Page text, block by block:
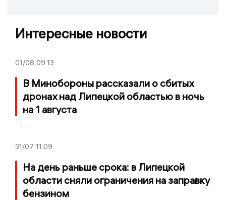
Интересные новости
01/08 09:13
В Минобороны рассказали о сбитых
дронах над Липецкой областью в ночь
на 1 августа
31/07 11:09
На день раньше срока: в Липецкой
области сняли ограничения на заправку
бензином